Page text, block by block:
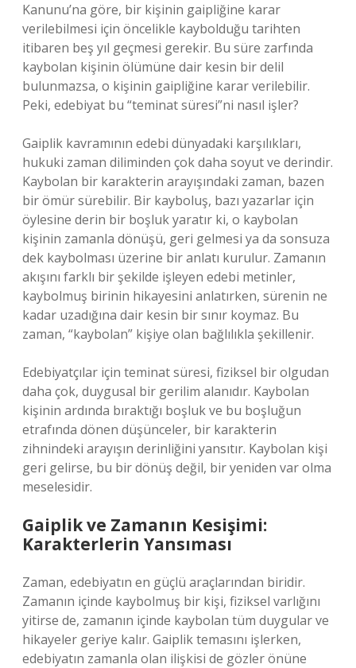
Kanunu’na göre, bir kişinin gaipliğine karar
verilebilmesi için öncelikle kaybolduğu tarihten
itibaren beş yıl geçmesi gerekir. Bu süre zarfında
kaybolan kişinin ölümüne dair kesin bir delil
bulunmazsa, o kişinin gaipliğine karar verilebilir.
Peki, edebiyat bu “teminat süresi”ni nasıl işler?
Gaiplik kavramının edebi dünyadaki karşılıkları,
hukuki zaman diliminden çok daha soyut ve derindir.
Kaybolan bir karakterin arayışındaki zaman, bazen
bir ömür sürebilir. Bir kayboluş, bazı yazarlar için
öylesine derin bir boşluk yaratır ki, o kaybolan
kişinin zamanla dönüşü, geri gelmesi ya da sonsuza
dek kaybolması üzerine bir anlatı kurulur. Zamanın
akışını farklı bir şekilde işleyen edebi metinler,
kaybolmuş birinin hikayesini anlatırken, sürenin ne
kadar uzadığına dair kesin bir sınır koymaz. Bu
zaman, “kaybolan” kişiye olan bağlılıkla şekillenir.
Edebiyatçılar için teminat süresi, fiziksel bir olgudan
daha çok, duygusal bir gerilim alanıdır. Kaybolan
kişinin ardında bıraktığı boşluk ve bu boşluğun
etrafında dönen düşünceler, bir karakterin
zihnindeki arayışın derinliğini yansıtır. Kaybolan kişi
geri gelirse, bu bir dönüş değil, bir yeniden var olma
meselesidir.
Gaiplik ve Zamanın Kesişimi:
Karakterlerin Yansıması
Zaman, edebiyatın en güçlü araçlarından biridir.
Zamanın içinde kaybolmuş bir kişi, fiziksel varlığını
yitirse de, zamanın içinde kaybolan tüm duygular ve
hikayeler geriye kalır. Gaiplik temasını işlerken,
edebiyatın zamanla olan ilişkisi de gözler önüne